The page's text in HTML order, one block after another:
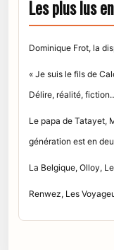
Les plus lus
Dominique Frot, la
« Je suis le fils de
Délire, réalité,
Le papa de Tatayet,
génération est en
La Belgique, Olloy,
Renwez, Les